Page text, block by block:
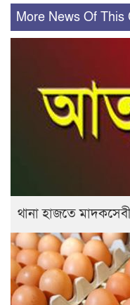
More News Of This
থানা হাজতে